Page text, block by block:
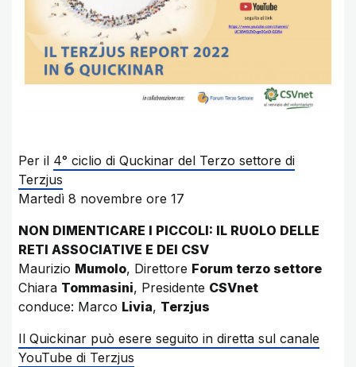
Per il 4° ciclio di Quckinar del Terzo settore di
Terzjus
Martedì 8 novembre ore 17
NON DIMENTICARE I PICCOLI: IL RUOLO DELLE
RETI ASSOCIATIVE E DEI CSV
Maurizio Mumolo, Direttore Forum terzo settore
Chiara Tommasini, Presidente CSVnet
conduce: Marco Livia, Terzjus
Il Quickinar può esere seguito in diretta sul canale
YouTube di Terzjus